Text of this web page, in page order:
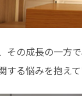
その成長の一方
る悩みを抱えて